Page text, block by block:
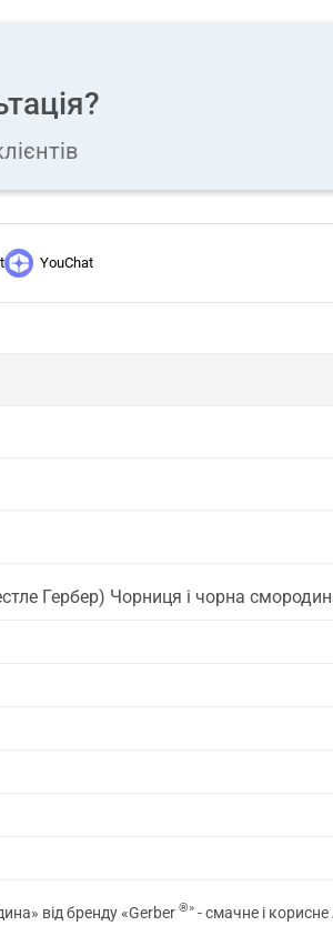
YouChat
Гербер) Чорниця і чорна
від бренду «Gerber ®» - смачне і